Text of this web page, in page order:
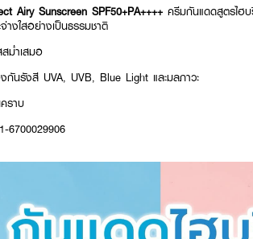
Airy Sunscreen SPF50+PA++++ ครีมกันแดดสูตรไฮ
างใสอย่างเป็นธรรมชาติ​
สม่ำเสมอ
กันรังสี UVA, UVB, Blue Light และมลภาวะ
ราบ
6700029906